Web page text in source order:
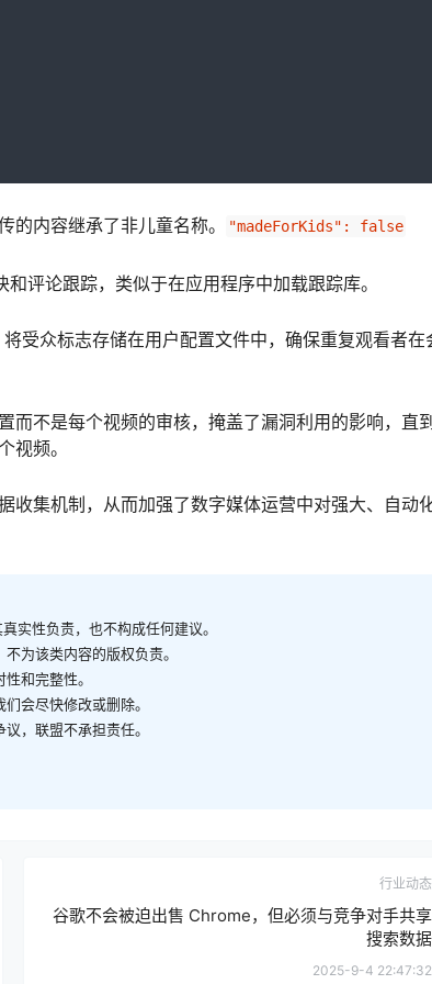
内容继承了非儿童名称。 "madeForKids": false
评论跟踪，类似于在应用程序中加载跟踪库。
受众标志存储在用户配置文件中，确保重复观看者在
而不是每个视频的审核，掩盖了漏洞利用的影响，直
频。
收集机制，从而加强了数字媒体运营中对强大、自动
实性负责，也不构成任何建议。
为该类内容的版权负责。
和完整性。
会尽快修改或删除。
，联盟不承担责任。
行业动态
谷歌不会被迫出售 Chrome，但必须与竞争对手共享
搜索数据
2025-9-4 22:47:32